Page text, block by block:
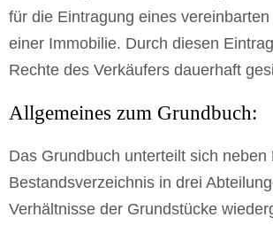
für die Eintragung eines
einer Immobilie. Durch diesen
Rechte des Verkäufers dauerhaft
Allgemeines zum Grundbuch:
Das Grundbuch unterteilt sich neben
Bestandsverzeichnis in drei
Verhältnisse der Grundstücke